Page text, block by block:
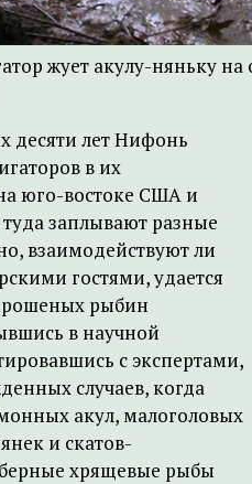
жует акулу-няньку
десяти лет Нифонь
в их
юго-востоке США и
заплывают разные
взаимодействуют ли
гостями, удается
рыбин
в научной
с экспертами,
случаев, когда
акул, малоголовых
и скатов-
хрящевые рыбы